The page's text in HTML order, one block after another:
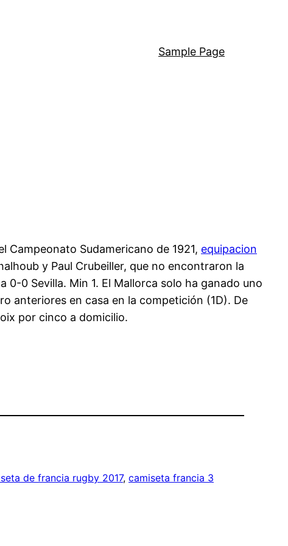
Sample Page
Sudamericano de 1921, equipacion
y Paul Crubeiller, que no encontraron la
0 Sevilla. Min 1. El Mallorca solo ha ganado uno
anteriores en casa en la competición (1D). De
por cinco a domicilio.
de francia rugby 2017, camiseta francia 3